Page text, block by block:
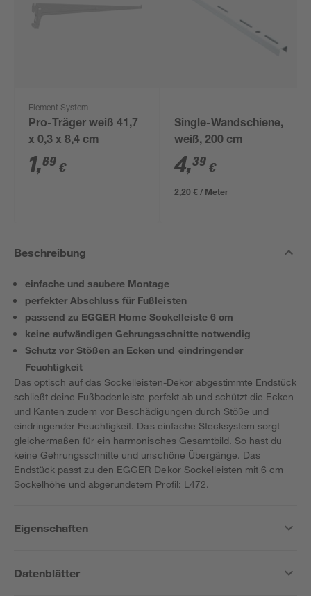
Element System
Pro-Träger weiß 41,7
x 0,3 x 8,4 cm
1,69 €
Single-Wandschiene,
weiß, 200 cm
4,39 €
2,20 € / Meter
Beschreibung
einfache und saubere Montage
perfekter Abschluss für Fußleisten
passend zu EGGER Home Sockelleiste 6 cm
keine aufwändigen Gehrungsschnitte notwendig
Schutz vor Stößen an Ecken und eindringender
Feuchtigkeit
Das optisch auf das Sockelleisten-Dekor abgestimmte Endstück
schließt deine Fußbodenleiste perfekt ab und schützt die Ecken
und Kanten zudem vor Beschädigungen durch Stöße und
eindringender Feuchtigkeit. Das einfache Stecksystem sorgt
gleichermaßen für ein harmonisches Gesamtbild. So hast du
keine Gehrungsschnitte und unschöne Übergänge. Das
Endstück passt zu den EGGER Dekor Sockelleisten mit 6 cm
Sockelhöhe und abgerundetem Profil: L472.
Eigenschaften
Datenblätter